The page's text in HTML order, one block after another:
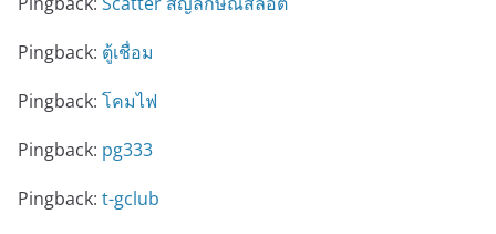
Pingback: ตู้เชื่อม
Pingback: โคมไฟ
Pingback: pg333
Pingback: t-gclub